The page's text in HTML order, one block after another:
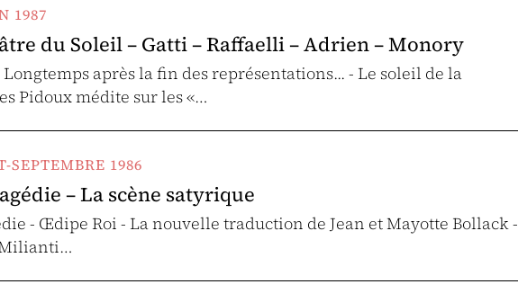
1987
du Soleil – Gatti – Raffaelli – Adrien – Monory
après la fin des représentations... - Le soleil de la
Pidoux médite sur les «…
SEPTEMBRE 1986
– La scène satyrique
- Œdipe Roi - La nouvelle traduction de Jean et Mayotte Bollack -